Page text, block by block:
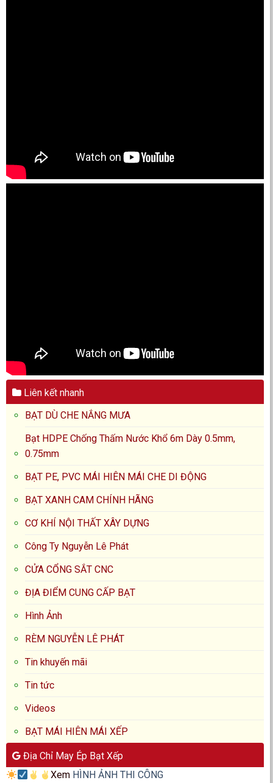
Liên kết nhanh
BẠT DÙ CHE NẮNG MƯA
Bạt HDPE Chống Thấm Nước Khổ 6m Dày 0.5mm,
0.75mm
BẠT PE, PVC MÁI HIÊN MÁI CHE DI ĐỘNG
BẠT XANH CAM CHÍNH HÃNG
CƠ KHÍ NỘI THẤT XÂY DỰNG
Công Ty Nguyễn Lê Phát
CỬA CỔNG SẮT CNC
ĐỊA ĐIỂM CUNG CẤP BẠT
Hình Ảnh
RÈM NGUYỄN LÊ PHÁT
Tin khuyến mãi
Tin tức
Videos
BẠT MÁI HIÊN MÁI XẾP
Địa Chỉ May Ép Bạt Xếp
Xem HÌNH ẢNH THI CÔNG